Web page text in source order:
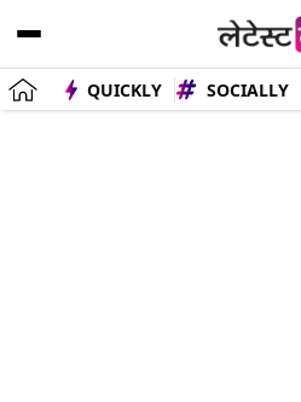
QUICKLY SOCIALLY